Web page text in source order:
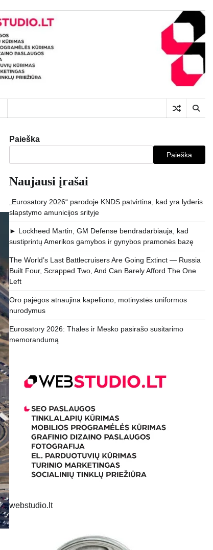
Paieška
Paieška
Naujausi įrašai
„Eurosatory 2026“ parodoje KNDS patvirtina, kad yra lyderis
slapstymo amunicijos srityje
► Lockheed Martin, GM Defense bendradarbiauja, kad
sustiprintų Amerikos gamybos ir gynybos pramonės bazę
The World’s Last Battlecruisers Are Going Extinct — Russia
Built Four, Scrapped Two, And Can Barely Afford The One
Left
Oro pajėgos atnaujina kapeliono, motinystės uniformos
nurodymus
Eurosatory 2026: Thales ir Mesko pasirašo susitarimo
memorandumą
webstudio.lt